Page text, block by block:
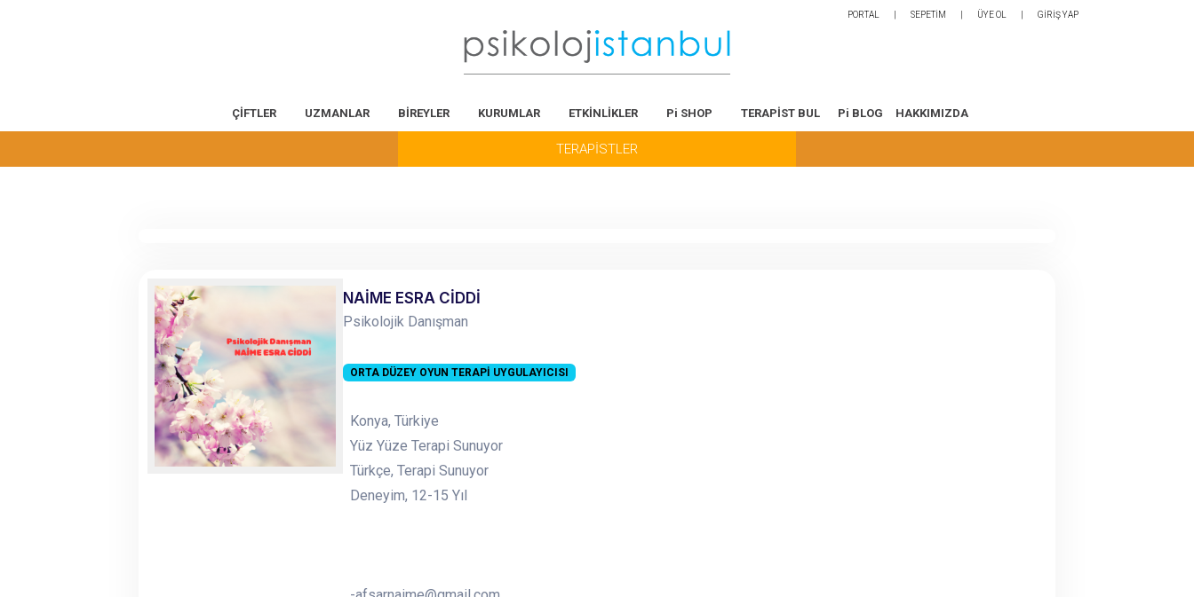
PORTAL SEPETİM ÜYE OL GİRİŞ YAP
ÇİFTLER UZMANLAR BİREYLER KURUMLAR ETKİNLİKLER Pi SHOP TERAPİST BUL Pi BLOG HAKKIMIZDA
TERAPİSTLER
NAİME ESRA CİDDİ
Psikolojik Danışman
ORTA DÜZEY OYUN TERAPİ UYGULAYICISI
Konya, Türkiye
Yüz Yüze Terapi Sunuyor
Türkçe, Terapi Sunuyor
Deneyim, 12-15 Yıl